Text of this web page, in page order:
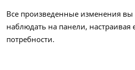
Все произведенные изменения вы
наблюдать на панели, настраивая
потребности.